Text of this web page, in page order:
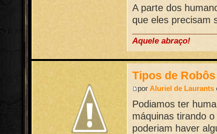
A parte dos
que eles precisam
Aquele abraço!
Tipos de Robôs
porAluriel de Laurants
Podiamos ter
máquinas tirando
poderiam haver